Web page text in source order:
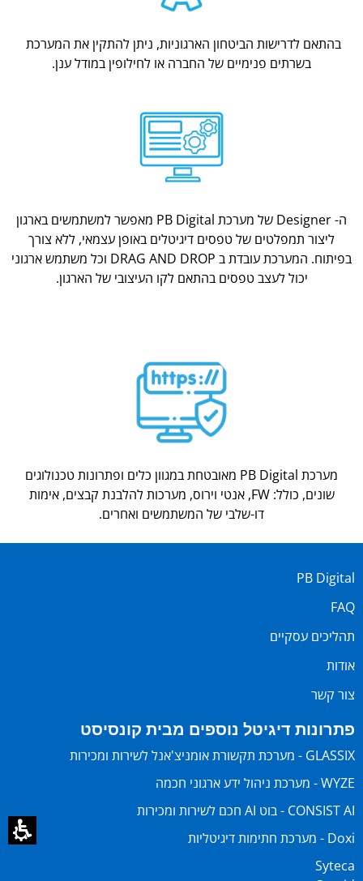
בהתאם לדרישות הביטחון הארגוניות, ניתן להתקין את המערכת
בשרתים פנימיים של החברה או לחילופין במודל ענן.
ה- Designer של מערכת PB Digital מאפשר למשתמשים בארגון
ליצור תמפלטים של טפסים דיגיטלים באופן עצמאי, ללא צורך
בפיתוח. המערכת עובדת ב DRAG AND DROP וכל משתמש ארגוני
יכול לעצב טפסים בהתאם לקו העיצובי של הארגון.
מערכת PB Digital מאובטחת במגוון כלים ופתרונות טכנולוגים
שונים, כולל: FW, אנטי וירוס, מערכות להלבנת קבצים, אימות
דו-שלבי של המשתמשים ואחרים.
PB Digital
FAQ
תהליכים עסקיים
אודות
צור קשר
פתרונות דיגיטל נוספים מבית קונסיסט
GLASSIX - מערכת תקשורת אומניצ'אנל לשירות ומכירות
WYZE - מערכת ניהול ידע ארגוני חכמה
CONSIST AI - בוט AI חכם לשירות ומכירות
Doxi - מערכת חתימות דיגיטליות
Syteca